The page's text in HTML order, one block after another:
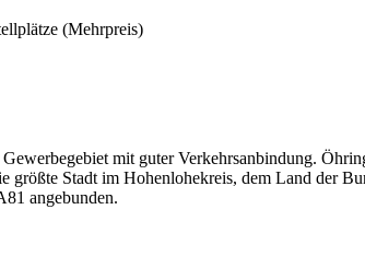
(Mehrpreis)
mit guter Verkehrsanbindung.
Stadt im Hohenlohekreis, dem Land der
angebunden.